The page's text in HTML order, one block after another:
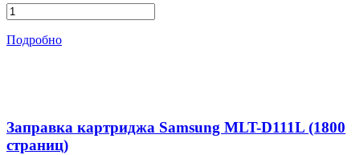
Подробно
Заправка картриджа Samsung MLT-D111L (1800
страниц)